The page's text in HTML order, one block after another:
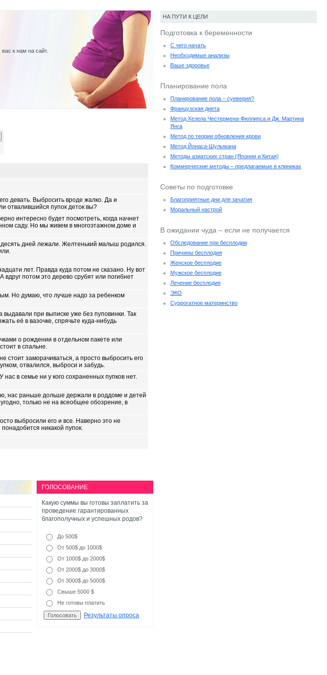
к нам на сайт.
девать. Выбросить вроде жалко. Да и
отвалившийся пупок деток вы?
интересно будет посмотреть, когда начнет
саду. Но мы живем в многоэтажном доме и
дней лежали. Желтенький малыш родился.
лет. Правда куда потом не сказано. Ну вот
потом это дерево срубят или погибнет
Но думаю, что лучше надо за ребенком
при выписке уже без пуповинки. Так
её в вазочке, спрячьте куда-нибудь
о рождении в отдельном пакете или
в спальне.
стоит заморачиваться, а просто выбросить его
отвалился, выброси и забудь.
в семье ни у кого сохраненных пупков нет.
нас раньше дольше держали в роддоме и детей
только не на всеобщее обозрение, в
выбросили его и все. Наверно это не
никакой пупок.
ГОЛОСОВАНИЕ
Какую суммы вы готовы заплатить за
проведение гарантированных
благополучных и успешных родов?
До 500$
От 500$ до 1000$
От 1000$ до 2000$
От 2000$ до 3000$
От 3000$ до 5000$
Свыше 5000 $
Не готовы платить
Результаты опроса
НА ПУТИ К ЦЕЛИ
Подготовка к беременности
С чего начать
Необходимые анализы
Ваше здоровье
Планирование пола
Планирование пола – суеверия?
Французская диета
Метод Хезела Честермена-Филлипса и Дж. Мартина
Янга
Метод по теории обновления крови
Метод Йонаса-Шульмана
Методы азиатских стран (Японии и Китая)
Коммерческие методы – предлагаемые в клиниках
Советы по подготовке
Благоприятные дни для зачатия
Моральный настрой
В ожидании чуда – если не получается
Обследование при бесплодии
Причины бесплодия
Женское бесплодие
Мужское бесплодие
Лечение бесплодия
ЭКО
Суррогатное материнство